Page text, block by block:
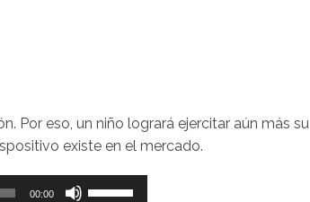
Por eso, un niño logrará ejercitar aún más su
existe en el mercado.
00:00
Utiliza